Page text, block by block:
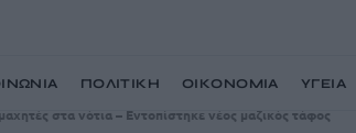
ΠΟΛΙΤΙΚΗ ΟΙΚΟΝΟΜΙΑ ΥΓΕΙΑ
στα νότια – Εντοπίστηκε νέος μαζικός τάφος